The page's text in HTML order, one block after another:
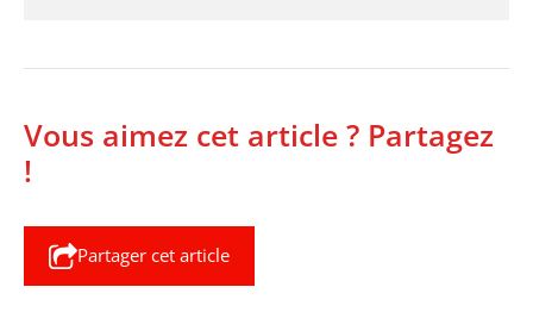
Vous aimez cet article ? Partagez
!
Partager cet article